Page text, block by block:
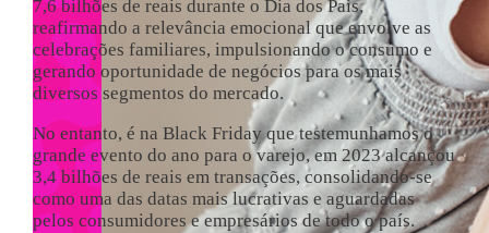
7,6 bilhões de reais durante o Dia dos Pais,
reafirmando a relevância emocional que envolve as
celebrações familiares, impulsionando o consumo e
gerando oportunidade de negócios para os mais
diversos segmentos do mercado.
No entanto, é na Black Friday que testemunhamos o
grande evento do ano para o varejo, em 2023 alcançou
3,4 bilhões de reais em transações, consolidando-se
como uma das datas mais lucrativas e aguardadas
pelos consumidores e empresários de todo o país.